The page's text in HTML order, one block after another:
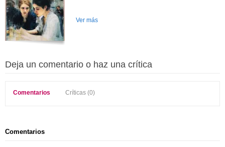
Ver más
Deja un comentario o haz una crítica
Comentarios Críticas (0)
Comentarios